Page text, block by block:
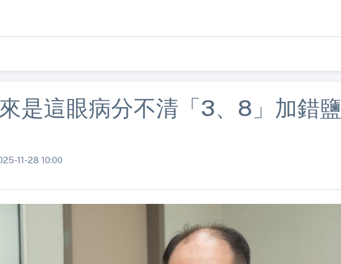
是這眼病分不清「3、8」加錯鹽
11-28 10:00